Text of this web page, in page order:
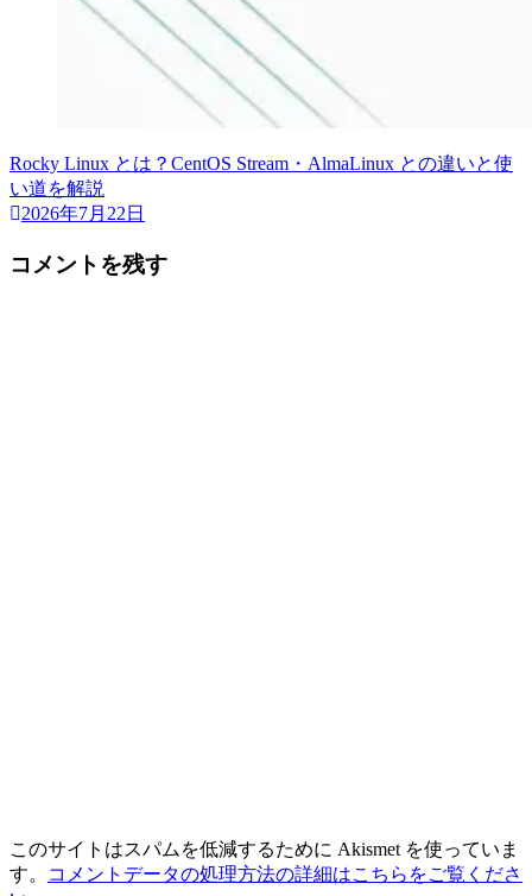
Rocky Linux とは？CentOS Stream・AlmaLinux との違いと使
い道を解説
2026年7月22日
コメントを残す
このサイトはスパムを低減するために Akismet を使っていま
す。
コメントデータの処理方法の詳細はこちらをご覧くださ